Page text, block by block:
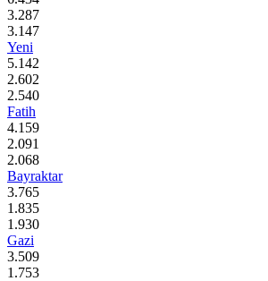
3.287
3.147
Yeni
5.142
2.602
2.540
Fatih
4.159
2.091
2.068
Bayraktar
3.765
1.835
1.930
Gazi
3.509
1.753